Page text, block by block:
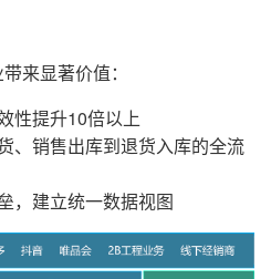
来显著价值：
性提升10倍以上
、销售出库到退货入库的全流
，建立统一数据视图